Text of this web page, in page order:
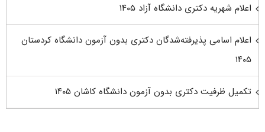
اعلام شهریه دکتری دانشگاه آزاد ۱۴۰۵
اعلام اسامی پذیرفته‌شدگان دکتری بدون آزمون دانشگاه کردستان
۱۴۰۵
تکمیل ظرفیت دکتری بدون آزمون دانشگاه کاشان ۱۴۰۵